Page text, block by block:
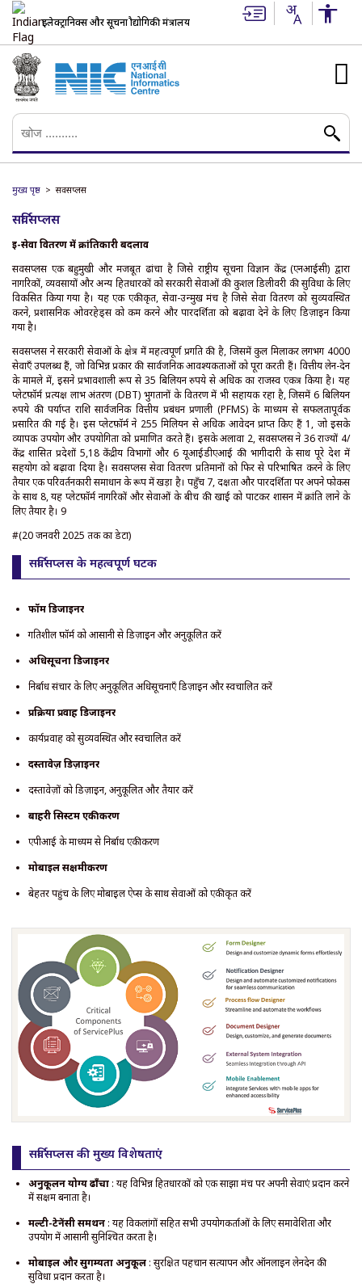
इलेक्ट्रानिक्स और सूचना प्रौद्योगिकी मंत्रालय
मुख्य पृष्ठ सर्विसप्लस
सर्विसप्लस
ई-सेवा वितरण में क्रांतिकारी बदलाव
सर्विसप्लस एक बहुमुखी और मजबूत ढांचा है जिसे राष्ट्रीय सूचना विज्ञान केंद्र (एनआईसी) द्वारा
नागरिकों, व्यवसायों और अन्य हितधारकों को सरकारी सेवाओं की कुशल डिलीवरी की सुविधा के लिए
विकसित किया गया है। यह एक एकीकृत, सेवा-उन्मुख मंच है जिसे सेवा वितरण को सुव्यवस्थित
करने, प्रशासनिक ओवरहेड्स को कम करने और पारदर्शिता को बढ़ावा देने के लिए डिज़ाइन किया
गया है।
सर्विसप्लस ने सरकारी सेवाओं के क्षेत्र में महत्वपूर्ण प्रगति की है, जिसमें कुल मिलाकर लगभग 4000
सेवाएँ उपलब्ध हैं, जो विभिन्न प्रकार की सार्वजनिक आवश्यकताओं को पूरा करती हैं। वित्तीय लेन-देन
के मामले में, इसने प्रभावशाली रूप से 35 बिलियन रुपये से अधिक का राजस्व एकत्र किया है। यह
प्लेटफ़ॉर्म प्रत्यक्ष लाभ अंतरण (DBT) भुगतानों के वितरण में भी सहायक रहा है, जिसमें 6 बिलियन
रुपये की पर्याप्त राशि सार्वजनिक वित्तीय प्रबंधन प्रणाली (PFMS) के माध्यम से सफलतापूर्वक
प्रसारित की गई है। इस प्लेटफ़ॉर्म ने 255 मिलियन से अधिक आवेदन प्राप्त किए हैं 1, जो इसके
व्यापक उपयोग और उपयोगिता को प्रमाणित करते हैं। इसके अलावा 2, सर्विसप्लस ने 36 राज्यों 4/
केंद्र शासित प्रदेशों 5,18 केंद्रीय विभागों और 6 यूआईडीएआई की भागीदारी के साथ पूरे देश में
सहयोग को बढ़ावा दिया है। सर्विसप्लस सेवा वितरण प्रतिमानों को फिर से परिभाषित करने के लिए
तैयार एक परिवर्तनकारी समाधान के रूप में खड़ा है। पहुँच 7, दक्षता और पारदर्शिता पर अपने फोकस
के साथ 8, यह प्लेटफ़ॉर्म नागरिकों और सेवाओं के बीच की खाई को पाटकर शासन में क्रांति लाने के
लिए तैयार है। 9
#(20 जनवरी 2025 तक का डेटा)
सर्विसप्लस के महत्वपूर्ण घटक
फॉर्म डिजाइनर
गतिशील फ़ॉर्म को आसानी से डिज़ाइन और अनुकूलित करें
अधिसूचना डिजाइनर
निर्बाध संचार के लिए अनुकूलित अधिसूचनाएँ डिज़ाइन और स्वचालित करें
प्रक्रिया प्रवाह डिजाइनर
कार्यप्रवाह को सुव्यवस्थित और स्वचालित करें
दस्तावेज़ डिज़ाइनर
दस्तावेज़ों को डिज़ाइन, अनुकूलित और तैयार करें
बाहरी सिस्टम एकीकरण
एपीआई के माध्यम से निर्बाध एकीकरण
मोबाइल सक्षमीकरण
बेहतर पहुंच के लिए मोबाइल ऐप्स के साथ सेवाओं को एकीकृत करें
सर्विसप्लस की मुख्य विशेषताएं
अनुकूलन योग्य ढाँचा : यह विभिन्न हितधारकों को एक साझा मंच पर अपनी सेवाएं प्रदान करने
में सक्षम बनाता है।
मल्टी-टेनेंसी समर्थन : यह विकलांगों सहित सभी उपयोगकर्ताओं के लिए समावेशिता और
उपयोग में आसानी सुनिश्चित करता है।
मोबाइल और सुगम्यता अनुकूल : सुरक्षित पहचान सत्यापन और ऑनलाइन लेनदेन की
सुविधा प्रदान करता है।